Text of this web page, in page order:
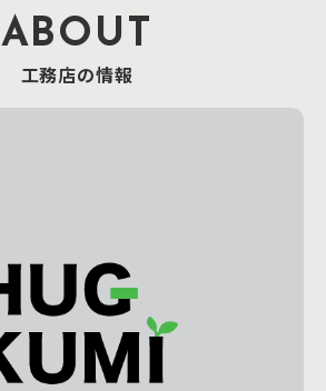
ABOUT
工務店の情報